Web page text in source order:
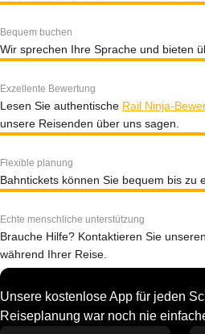
Bequem buchen
Wir sprechen Ihre Sprache und bieten
Exzellente Bewertung
Lesen Sie authentische Rail Ninja-
unsere Reisenden über uns sagen.
Flexible planung
Bahntickets können Sie bequem bis zu
Echte menschliche unterstützung
Brauche Hilfe? Kontaktieren Sie
während Ihrer Reise.
Unsere kostenlose App für jeden
Reiseplanung war noch nie